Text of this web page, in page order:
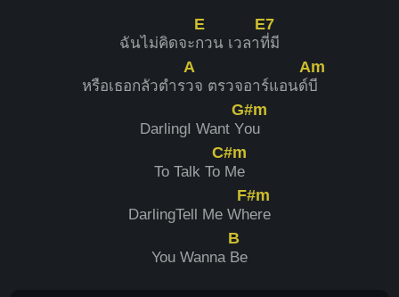
ฉันไม่คิดจะ
E
กวน เวลา
E7
ที่มี
หรือเธอกลัวตำร
A
วจ ตรวจอาร์แอนด์
Am
บี
DarlingI Want Y
G#m
ou
To Talk To
C#m
Me
DarlingTell Me Wh
F#m
ere
You Wanna
B
Be